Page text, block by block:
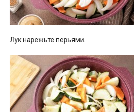
Лук нарежьте перьями.